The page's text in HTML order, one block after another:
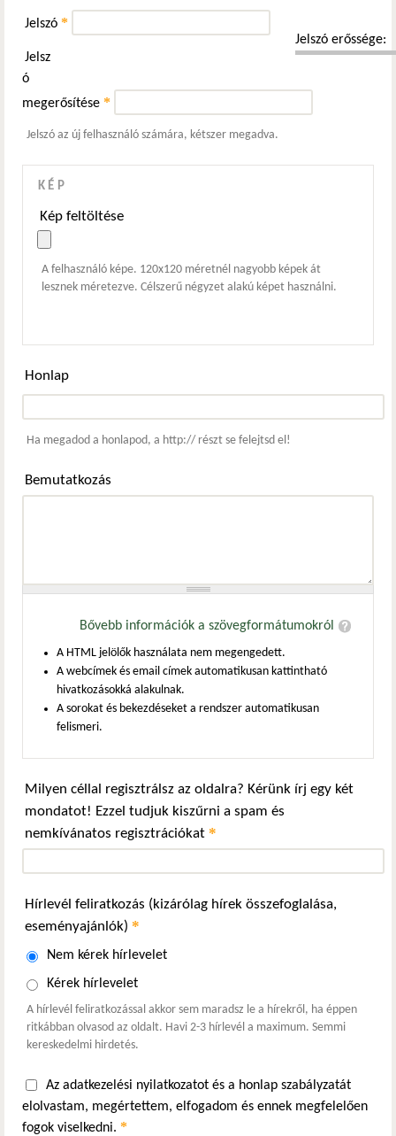
Jelszó erőssége:
Jelszó *
Jelsz
ó
megerősítése *
Jelszó az új felhasználó számára, kétszer megadva.
KÉP
Kép feltöltése
A felhasználó képe. 120x120 méretnél nagyobb képek át
lesznek méretezve. Célszerű négyzet alakú képet használni.
Honlap
Ha megadod a honlapod, a http:// részt se felejtsd el!
Bemutatkozás
Bővebb információk a szövegformátumokról
A HTML jelölők használata nem megengedett.
A webcímek és email címek automatikusan kattintható
hivatkozásokká alakulnak.
A sorokat és bekezdéseket a rendszer automatikusan
felismeri.
Milyen céllal regisztrálsz az oldalra? Kérünk írj egy két
mondatot! Ezzel tudjuk kiszűrni a spam és
nemkívánatos regisztrációkat *
Hírlevél feliratkozás (kizárólag hírek összefoglalása,
eseményajánlók) *
Nem kérek hírlevelet
Kérek hírlevelet
A hírlevél feliratkozással akkor sem maradsz le a hírekről, ha éppen
ritkábban olvasod az oldalt. Havi 2-3 hírlevél a maximum. Semmi
kereskedelmi hirdetés.
Az adatkezelési nyilatkozatot és a honlap szabályzatát
elolvastam, megértettem, elfogadom és ennek megfelelően
fogok viselkedni. *